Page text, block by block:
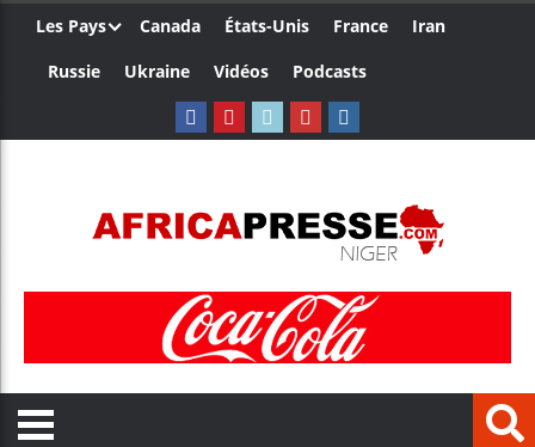
Les Pays Canada États-Unis France
Iran
Russie
Ukraine Vidéos Podcasts